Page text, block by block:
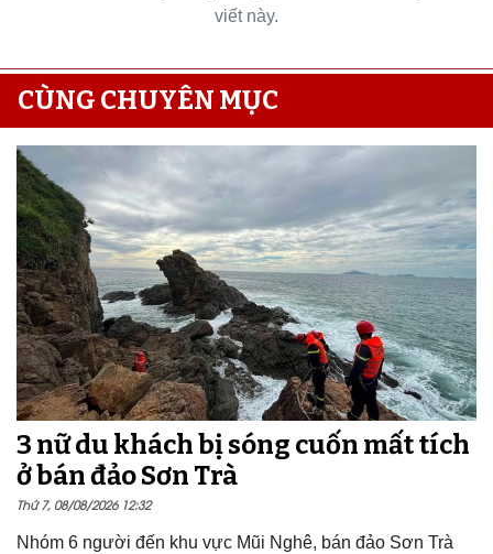
viết này.
CÙNG CHUYÊN MỤC
3 nữ du khách bị sóng cuốn mất tích
ở bán đảo Sơn Trà
Thứ 7, 08/08/2026 12:32
Nhóm 6 người đến khu vực Mũi Nghê, bán đảo Sơn Trà